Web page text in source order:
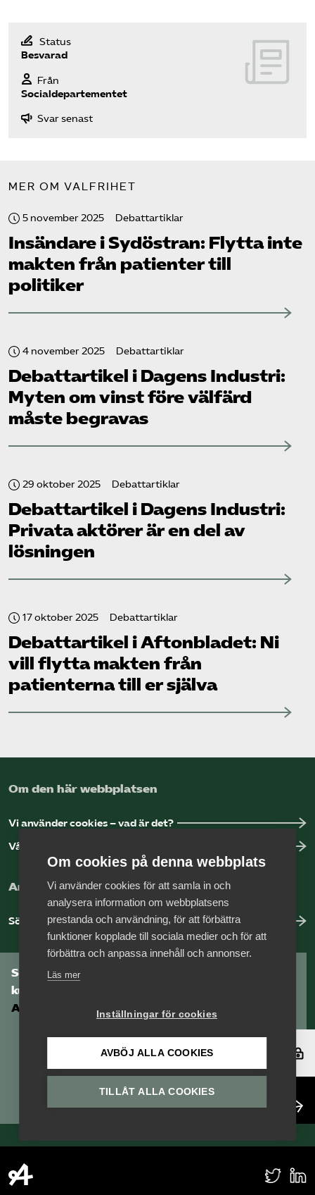
Status
Besvarad
Från
Socialdepartementet
Svar senast
MER OM VALFRIHET
5 november 2025 Debattartiklar
Insändare i Sydöstran: Flytta inte
makten från patienter till
politiker
4 november 2025 Debattartiklar
Debattartikel i Dagens Industri:
Myten om vinst före välfärd
måste begravas
29 oktober 2025 Debattartiklar
Debattartikel i Dagens Industri:
Privata aktörer är en del av
lösningen
17 oktober 2025 Debattartiklar
Debattartikel i Aftonbladet: Ni
vill flytta makten från
patienterna till er själva
Om den här webbplatsen
Vi använder cookies – vad är det?
Vår dataskyddspolicy
Arbeta hos Vårdföretagarna?
Sök jobb hos oss
Som medlem har du tillgång till vår digitala
kunskapsbank
Arbetsgivarguiden
Logga in
Om cookies på denna webbplats
Vi använder cookies för att samla in och
analysera information om webbplatsens
prestanda och användning, för att förbättra
funktioner kopplade till sociala medier och för att
förbättra och anpassa innehåll och annonser.
Läs mer
Inställningar för cookies
AVBÖJ ALLA COOKIES
TILLÅT ALLA COOKIES